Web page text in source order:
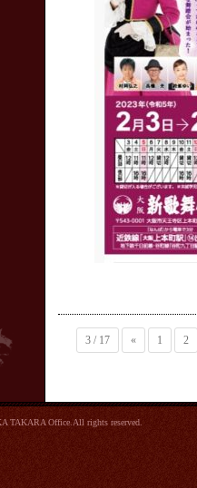
3 / 17 « 1 2
TAKARA Office.All rights reserved.